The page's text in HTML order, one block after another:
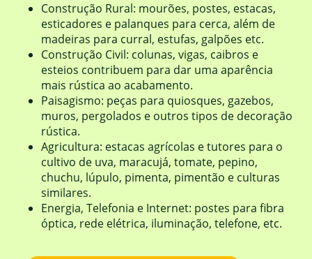
Construção Rural: mourões, postes, estacas,
esticadores e palanques para cerca, além de
madeiras para curral, estufas, galpões etc.
Construção Civil: colunas, vigas, caibros e
esteios contribuem para dar uma aparência
mais rústica ao acabamento.
Paisagismo: peças para quiosques, gazebos,
muros, pergolados e outros tipos de decoração
rústica.
Agricultura: estacas agrícolas e tutores para o
cultivo de uva, maracujá, tomate, pepino,
chuchu, lúpulo, pimenta, pimentão e culturas
similares.
Energia, Telefonia e Internet: postes para fibra
óptica, rede elétrica, iluminação, telefone, etc.